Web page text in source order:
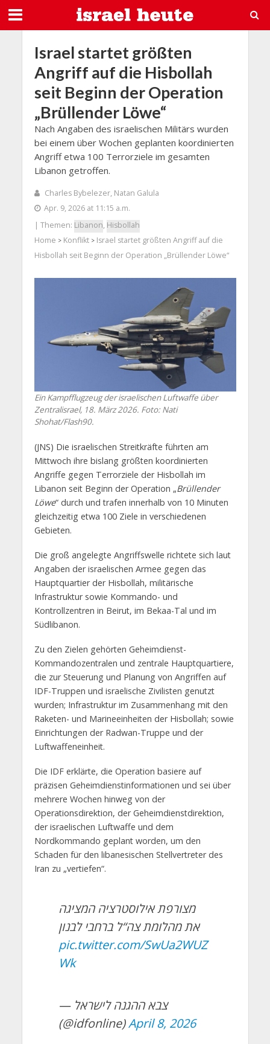
Israel startet größten
Angriff auf die Hisbollah
seit Beginn der Operation
„Brüllender Löwe“
Nach Angaben des israelischen Militärs wurden
bei einem über Wochen geplanten koordinierten
Angriff etwa 100 Terrorziele im gesamten
Libanon getroffen.
Charles Bybelezer, Natan Galula
Apr. 9, 2026 at 11:15 a.m.
| Themen: Libanon, Hisbollah
Home > Konflikt> Israel startet größten Angriff auf die
Hisbollah seit Beginn der Operation „Brüllender Löwe“
Ein Kampfflugzeug der israelischen Luftwaffe über
Zentralisrael, 18. März 2026. Foto: Nati
Shohat/Flash90.
(JNS) Die israelischen Streitkräfte führten am
Mittwoch ihre bislang größten koordinierten
Angriffe gegen Terrorziele der Hisbollah im
Libanon seit Beginn der Operation „Brüllender
Löwe“ durch und trafen innerhalb von 10 Minuten
gleichzeitig etwa 100 Ziele in verschiedenen
Gebieten.
Die groß angelegte Angriffswelle richtete sich laut
Angaben der israelischen Armee gegen das
Hauptquartier der Hisbollah, militärische
Infrastruktur sowie Kommando- und
Kontrollzentren in Beirut, im Bekaa-Tal und im
Südlibanon.
Zu den Zielen gehörten Geheimdienst-
Kommandozentralen und zentrale Hauptquartiere,
die zur Steuerung und Planung von Angriffen auf
IDF-Truppen und israelische Zivilisten genutzt
wurden; Infrastruktur im Zusammenhang mit den
Raketen- und Marineeinheiten der Hisbollah; sowie
Einrichtungen der Radwan-Truppe und der
Luftwaffeneinheit.
Die IDF erklärte, die Operation basiere auf
präzisen Geheimdienstinformationen und sei über
mehrere Wochen hinweg von der
Operationsdirektion, der Geheimdienstdirektion,
der israelischen Luftwaffe und dem
Nordkommando geplant worden, um den
Schaden für den libanesischen Stellvertreter des
Iran zu „vertiefen“.
מצורפת אילוסטרציה המציגה
את מהלומת צה“ל ברחבי לבנון
pic.twitter.com/SwUa2WUZ
Wk
— צבא ההגנה לישראל
(@idfonline)April 8, 2026